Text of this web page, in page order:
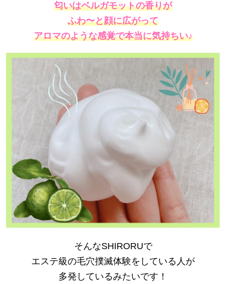
匂いはベルガモットの香りが
ふわ〜と顔に広がって
アロマのような感覚で本当に気持ちい♪
そんなSHIRORUで
エステ級の毛穴撲滅体験をしている人が
多発しているみたいです！